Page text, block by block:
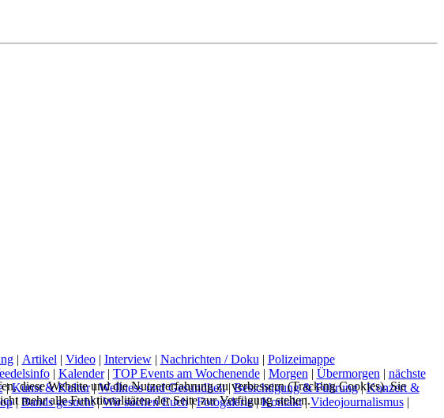
| Artikel | Video| Interview| Nachrichten / Doku | Polizeimappe
| Kalender| TOP Events am Wochenende| Morgen | Übermorgen | nächste
|Kunst & Kultur|Wellness und Gesundheit|Besichtigung & Führung|Konzert &
|Bands gesucht|Wir suchen Euch|Fotogalerie|Kontakt|Videojournalismus|
diese Website und die Nutzererfahrung zu verbessern (Tracking Cookies). Sie
mehr alle Funktionalitäten der Seite zur Verfügung stehen.